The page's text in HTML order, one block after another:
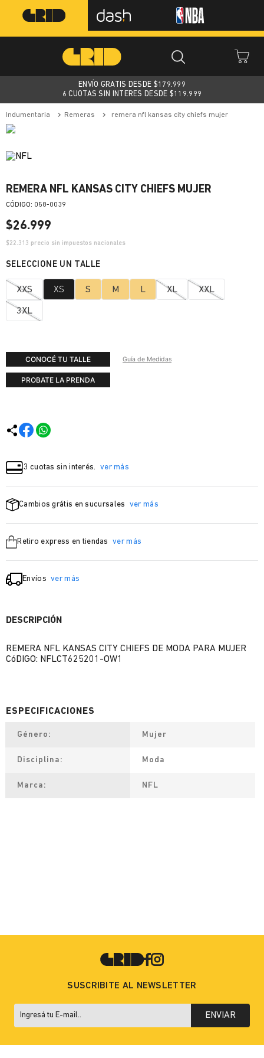
ENVÍO GRATIS DESDE $179.999
6 CUOTAS SIN INTERES DESDE $119.999
indumentaria remeras remera nfl kansas city chiefs mujer
REMERA NFL KANSAS CITY CHIEFS MUJER
: 058-0039
$26.999
$22.313 precio sin impuestos nacionales
XXS XS S M L XL XXL
3XL
CONOCÉ TU TALLE Guía de Medidas
PROBATE LA PRENDA
3 cuotas sin interés. ver más
Cambios grátis en sucursales ver más
Retiro express en tiendas ver más
Envíos ver más
DESCRIPCIÓN
REMERA NFL KANSAS CITY CHIEFS DE MODA PARA MUJER
CóDIGO: NFLCT625201-OW1
Género Mujer
Disciplina Moda
Marca NFL
SUSCRIBITE AL NEWSLETTER
ENVIAR